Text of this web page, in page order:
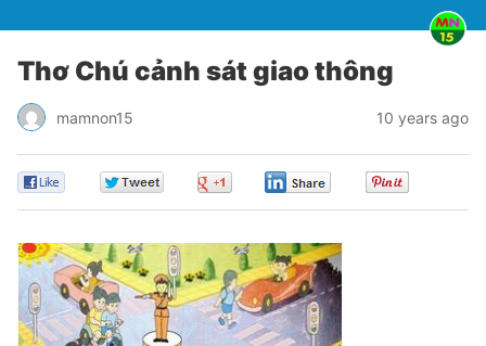
Thơ Chú cảnh sát giao thông
mamnon15 10 years ago